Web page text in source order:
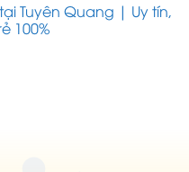
Tuyên Quang | Uy tín,
100%